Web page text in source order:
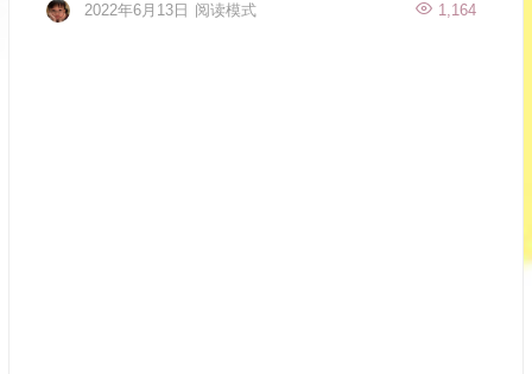
2022年6月13日 1,164
阅读模式